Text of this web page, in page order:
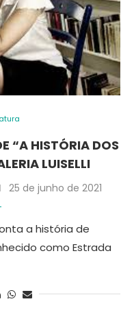
“A HISTÓRIA DOS
LUISELLI
25 de junho de 2021
a história de
como Estrada